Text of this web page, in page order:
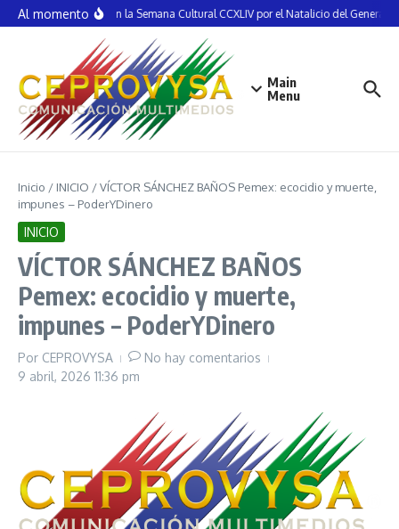
Saltar al contenido
Al momentoInauguran la Semana Cultural CCXLIV por el Natalicio del General
Main
Menu
Inicio / INICIO /VÍCTOR SÁNCHEZ BAÑOS Pemex: ecocidio y muerte,
impunes – PoderYDinero
INICIO
VÍCTOR SÁNCHEZ BAÑOS
Pemex: ecocidio y muerte,
impunes – PoderYDinero
Por CEPROVYSA
No hay comentarios
9 abril, 2026 11:36 pm